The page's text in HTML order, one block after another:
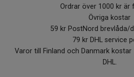
Ordrar över 1000 kr är
Övriga kostar
59 kr PostNord brevlåda/
79 kr DHL service
Varor till Finland och Danmark
DHL.